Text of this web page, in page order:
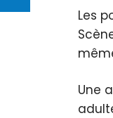
Les
Une